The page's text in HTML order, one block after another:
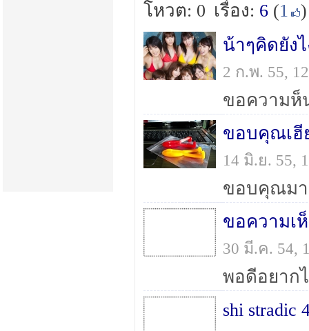
โหวต: 0 เรื่อง: 6 (1 )
2 ก.พ. 55,
ขอความห็
ขอบคุณเฮี
14 มิ.ย. 55,
ขอบคุณม
ขอความเ
30 มี.ค. 54,